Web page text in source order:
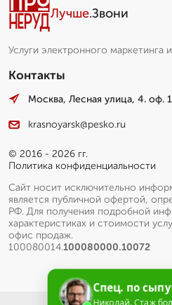
Лучше.Звони
Услуги электронного маркетинга
Контакты
Москва, Лесная улица, 4. оф.
krasnoyarsk@pesko.ru
© 2016 - 2026 гг.
Политика конфиденциальности
Сайт носит исключительно
является публичной офертой,
РФ. Для получения подробной
характеристиках и стоимости
офис продаж.
100080014.100080000.10072
Спец. по